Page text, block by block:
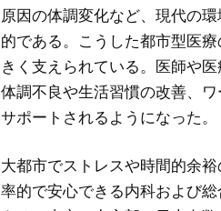
原因の体調変化など、現代の
的である。こうした都市型医
きく支えられている。医師や
体調不良や生活習慣の改善、
サポートされるようになった。
大都市でストレスや時間的余
率的で安心できる内科および